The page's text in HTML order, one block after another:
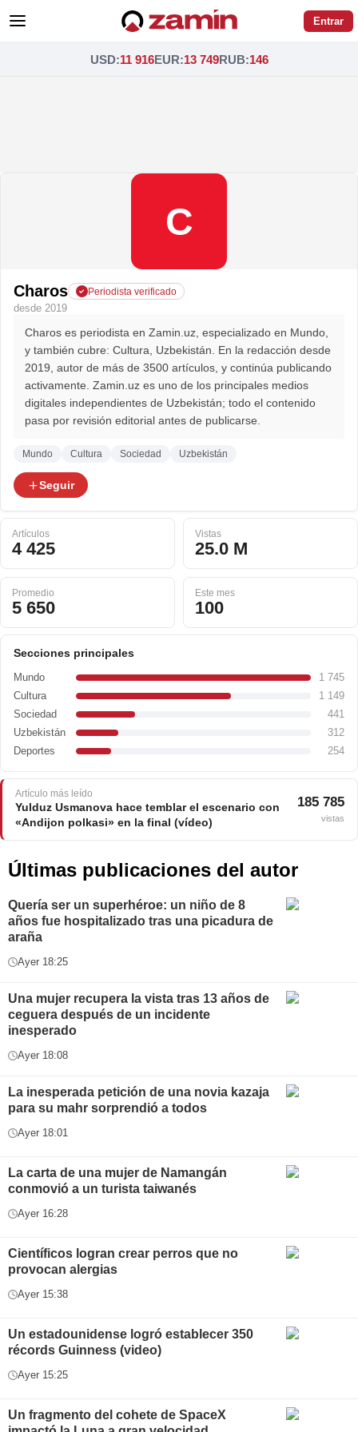
Entrar
USD:11 916EUR:13 749RUB:146
C
Charos Periodista verificado
desde 2019
Charos es periodista en Zamin.uz, especializado en Mundo,
y también cubre: Cultura, Uzbekistán. En la redacción desde
2019, autor de más de 3500 artículos, y continúa publicando
activamente. Zamin.uz es uno de los principales medios
digitales independientes de Uzbekistán; todo el contenido
pasa por revisión editorial antes de publicarse.
Mundo Cultura Sociedad Uzbekistán
Seguir
Artículos
4 425
Vistas
25.0 M
Promedio
5 650
Este mes
100
Secciones principales
Mundo 1 745
Cultura 1 149
Sociedad 441
Uzbekistán 312
Deportes 254
Artículo más leído
Yulduz Usmanova hace temblar el escenario con
«Andijon polkasi» en la final (vídeo)
185 785
vistas
Últimas publicaciones del autor
Quería ser un superhéroe: un niño de 8
años fue hospitalizado tras una picadura de
araña
Ayer 18:25
Una mujer recupera la vista tras 13 años de
ceguera después de un incidente
inesperado
Ayer 18:08
La inesperada petición de una novia kazaja
para su mahr sorprendió a todos
Ayer 18:01
La carta de una mujer de Namangán
conmovió a un turista taiwanés
Ayer 16:28
Científicos logran crear perros que no
provocan alergias
Ayer 15:38
Un estadounidense logró establecer 350
récords Guinness (video)
Ayer 15:25
Un fragmento del cohete de SpaceX